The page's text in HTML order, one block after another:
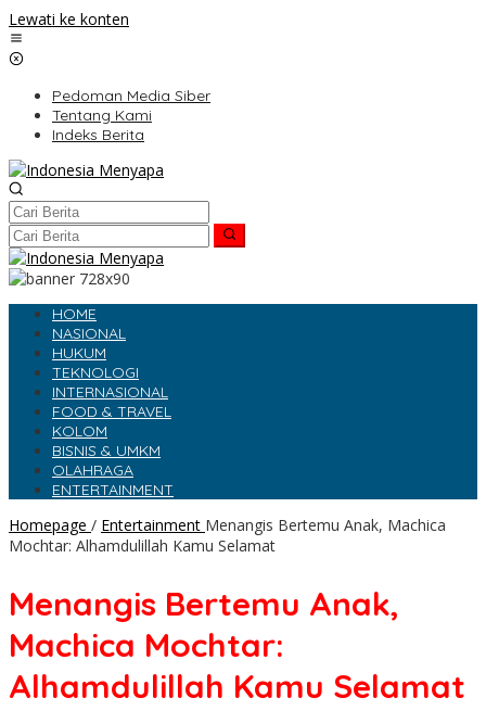
Lewati ke konten
Pedoman Media Siber
Tentang Kami
Indeks Berita
HOME
NASIONAL
HUKUM
TEKNOLOGI
INTERNASIONAL
FOOD & TRAVEL
KOLOM
BISNIS & UMKM
OLAHRAGA
ENTERTAINMENT
Homepage / Entertainment Menangis Bertemu Anak, Machica
Mochtar: Alhamdulillah Kamu Selamat
Menangis Bertemu Anak,
Machica Mochtar:
Alhamdulillah Kamu Selamat